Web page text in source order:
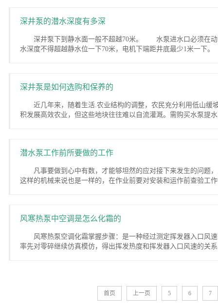
深井泵的潜水深度有多深
深井泵下到静水面一般不超越70米。 水泵进水口必须在动
水深度不得超越静水位一下70米，电机下端距井底最少1米一下
深井泵是如何选购和保养的
近几年来，随着生活.农业结构的调整，农民充分利用低山缓
积发展高效农业，但这些地块往往难以自流灌溉。需购买水泵提
潜水泵工作前所要做的工作
凡事要做到心中有数，才能够坦然的应对接下来发生的问题，
这样的机械来说也是一样的，在作业前要对安装和运作前查验工
风寒热泵中空调是怎么化霜的
风寒热泵空调化霜掌握步骤：是一种经过测定挥发器入口
率先对零碎继续仿真模仿，得出挥发热度和挥发器入口风速的
首页 上一页 5 6 7